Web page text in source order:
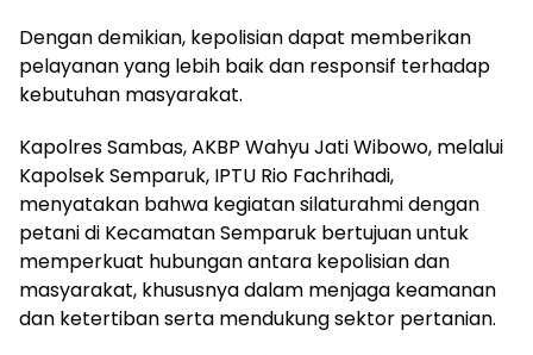
Dengan demikian, kepolisian dapat memberikan
pelayanan yang lebih baik dan responsif terhadap
kebutuhan masyarakat.
Kapolres Sambas, AKBP Wahyu Jati Wibowo, melalui
Kapolsek Semparuk, IPTU Rio Fachrihadi,
menyatakan bahwa kegiatan silaturahmi dengan
petani di Kecamatan Semparuk bertujuan untuk
memperkuat hubungan antara kepolisian dan
masyarakat, khususnya dalam menjaga keamanan
dan ketertiban serta mendukung sektor pertanian.